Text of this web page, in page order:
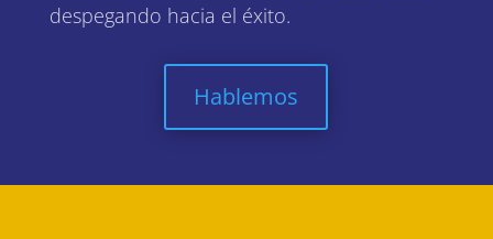
despegando hacia el éxito.
Hablemos